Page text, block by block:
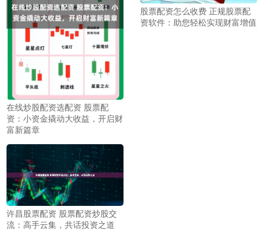
在线炒股配资选配资 股票配
资：小资金撬动大收益，开启财
富新篇章
股票配资怎么收费 正规股票配
资软件：助您轻松实现财富增值
许昌股票配资 股票配资炒股交
流：高手云集，共话投资之道